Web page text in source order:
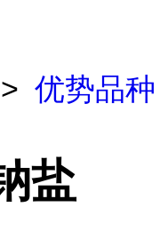
> 优势品种
盐